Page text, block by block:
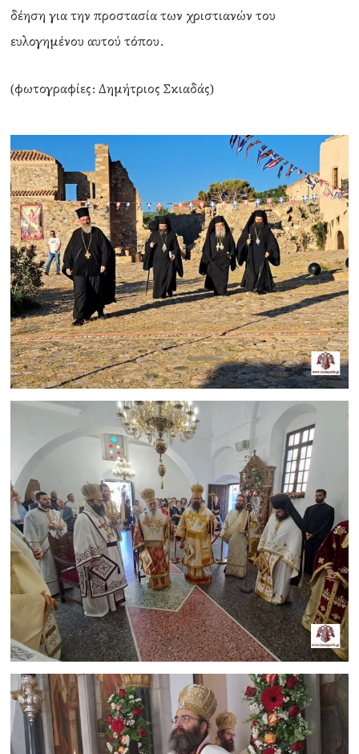
δέηση για την προστασία των χριστιανών του
ευλογημένου αυτού τόπου.
(φωτογραφίες: Δημήτριος Σκιαδάς)